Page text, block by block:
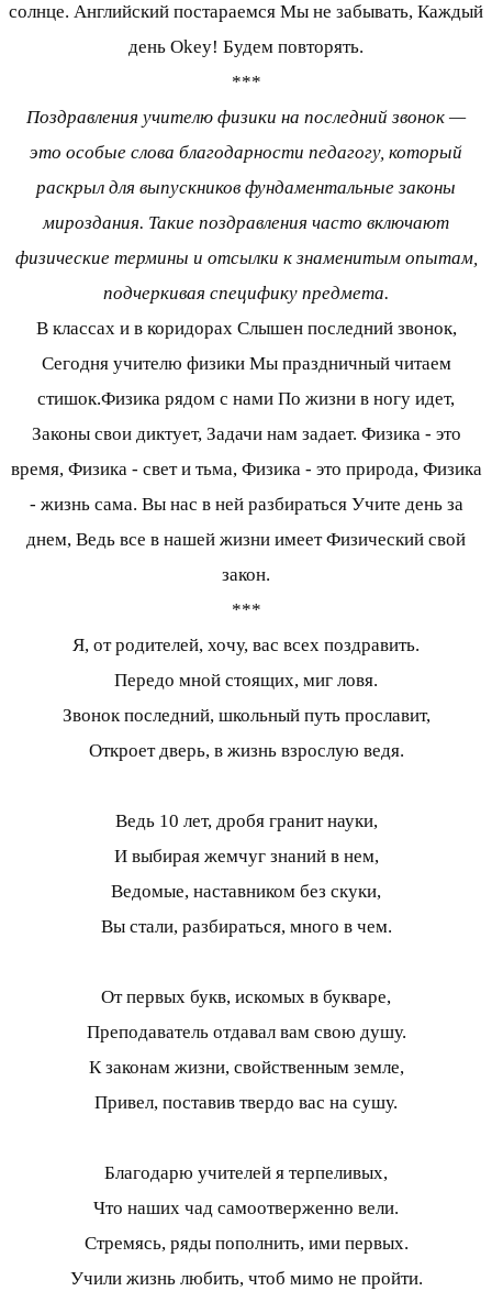
солнце. Английский постараемся Мы не забывать, Каждый
день Okey! Будем повторять.
***
Поздравления учителю физики на последний звонок —
это особые слова благодарности педагогу, который
раскрыл для выпускников фундаментальные законы
мироздания. Такие поздравления часто включают
физические термины и отсылки к знаменитым опытам,
подчеркивая специфику предмета.
В классах и в коридорах Слышен последний звонок,
Сегодня учителю физики Мы праздничный читаем
стишок.Физика рядом с нами По жизни в ногу идет,
Законы свои диктует, Задачи нам задает. Физика - это
время, Физика - свет и тьма, Физика - это природа, Физика
- жизнь сама. Вы нас в ней разбираться Учите день за
днем, Ведь все в нашей жизни имеет Физический свой
закон.
***
Я, от родителей, хочу, вас всех поздравить.
Передо мной стоящих, миг ловя.
Звонок последний, школьный путь прославит,
Откроет дверь, в жизнь взрослую ведя.
Ведь 10 лет, дробя гранит науки,
И выбирая жемчуг знаний в нем,
Ведомые, наставником без скуки,
Вы стали, разбираться, много в чем.
От первых букв, искомых в букваре,
Преподаватель отдавал вам свою душу.
К законам жизни, свойственным земле,
Привел, поставив твердо вас на сушу.
Благодарю учителей я терпеливых,
Что наших чад самоотверженно вели.
Стремясь, ряды пополнить, ими первых.
Учили жизнь любить, чтоб мимо не пройти.